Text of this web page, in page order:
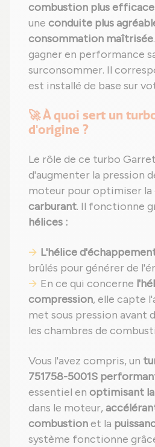
combustion plus efficace
une conduite plus
consommation maîtrisée
gagner en performance
surconsommer. Il
est installé de base sur
🚀 À quoi sert un
d'origine ?
Le rôle de ce turbo
d'augmenter la pression
moteur pour optimiser la
carburant. Il fonctionne
hélices :
L'hélice
brûlés pour générer de
En ce qui concerne
compression, elle capte
met sous pression avant
les chambres de
Vous l'avez compris, un
751758-5001S
essentiel en optimisant
dans le moteur,
combustionet la
système fonctionne